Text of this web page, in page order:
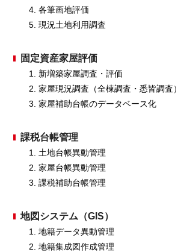
各筆画地評価
現況土地利用調査
固定資産家屋評価
新増築家屋調査・評価
家屋現況調査（全棟調査・悉皆調査）
家屋補助台帳のデータベース化
課税台帳管理
土地台帳異動管理
家屋台帳異動管理
課税補助台帳管理
地図システム（GIS）
地籍データ異動管理
地籍集成図作成管理